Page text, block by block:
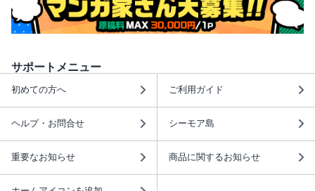
サポートメニュー
初めての方へ ご利用ガイド
ヘルプ・お問合せ シーモア島
重要なお知らせ 商品に関するお知らせ